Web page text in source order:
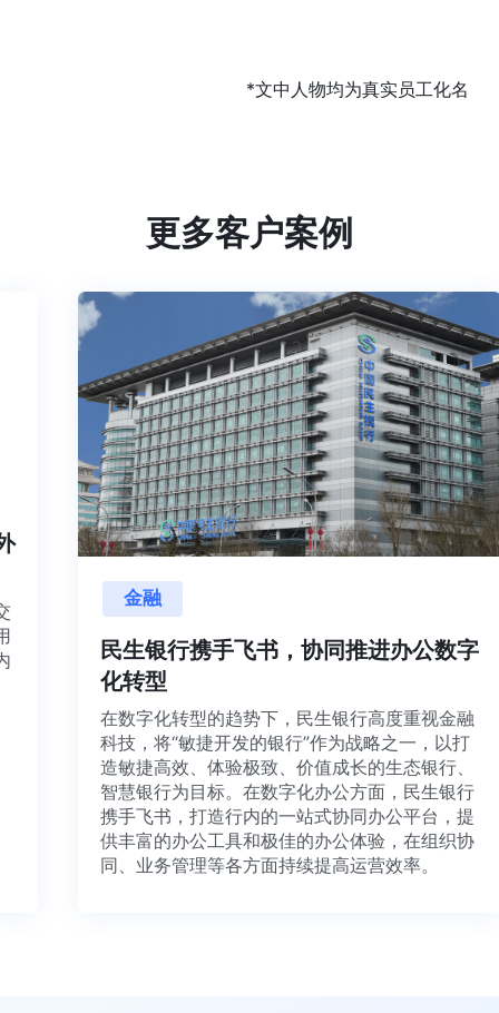
*文中人物均为真实员工化名
更多客户案例
外
交
用
内
金融
民生银行携手飞书，协同推进办公数
化转型
在数字化转型的趋势下，民生银行高度重视金
科技，将“敏捷开发的银行”作为战略之一，以
造敏捷高效、体验极致、价值成长的生态银行
智慧银行为目标。在数字化办公方面，民生银
携手飞书，打造行内的一站式协同办公平台，
供丰富的办公工具和极佳的办公体验，在组织
同、业务管理等各方面持续提高运营效率。